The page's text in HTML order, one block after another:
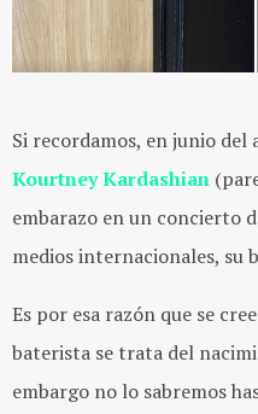
Si recordamos, en junio del
Kourtney Kardashian
embarazo en un concierto
medios internacionales, su
Es por esa razón que se
baterista se trata del
embargo no lo sabremos